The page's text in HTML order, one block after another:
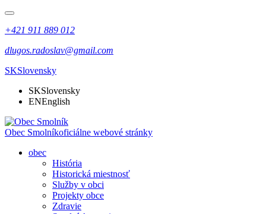
+421 911 889 012
dlugos.radoslav@gmail.com
SKSlovensky
SKSlovensky
ENEnglish
Obec Smolníkoficiálne webové stránky
obec
História
Historická miestnosť
Služby v obci
Projekty obce
Zdravie